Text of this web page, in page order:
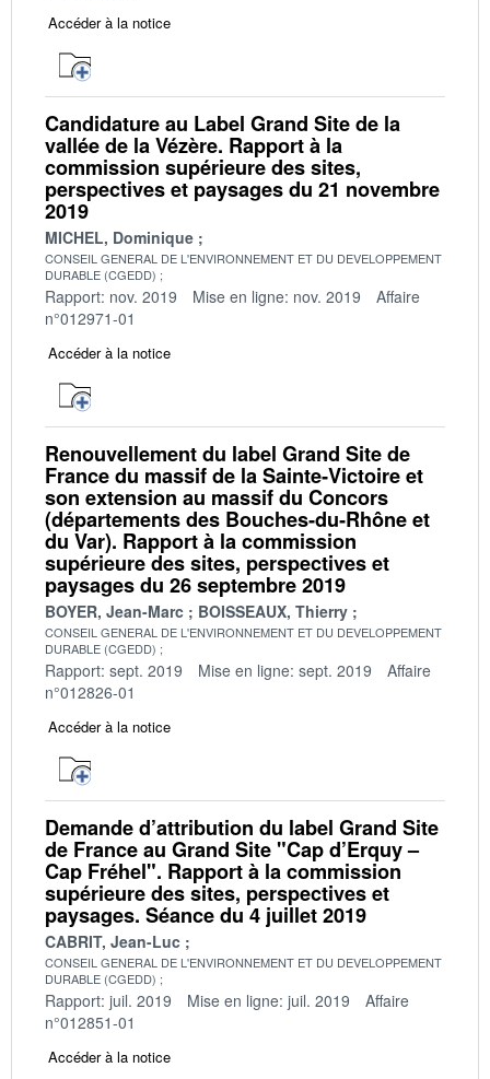
Accéder à la notice
Candidature au Label Grand Site de la
vallée de la Vézère. Rapport à la
commission supérieure des sites,
perspectives et paysages du 21 novembre
2019
MICHEL, Dominique
CONSEIL GENERAL DE L'ENVIRONNEMENT ET DU DEVELOPPEMENT
DURABLE (CGEDD)
Rapport: nov. 2019 Mise en ligne: nov. 2019
Affaire
n°012971-01
Accéder à la notice
Renouvellement du label Grand Site de
France du massif de la Sainte‐Victoire et
son extension au massif du Concors
(départements des Bouches‐du‐Rhône et
du Var). Rapport à la commission
supérieure des sites, perspectives et
paysages du 26 septembre 2019
BOYER, Jean-Marc BOISSEAUX, Thierry
CONSEIL GENERAL DE L'ENVIRONNEMENT ET DU DEVELOPPEMENT
DURABLE (CGEDD)
Rapport: sept. 2019 Mise en ligne: sept. 2019
Affaire
n°012826-01
Accéder à la notice
Demande d’attribution du label Grand Site
de France au Grand Site "Cap d’Erquy –
Cap Fréhel". Rapport à la commission
supérieure des sites, perspectives et
paysages. Séance du 4 juillet 2019
CABRIT, Jean-Luc
CONSEIL GENERAL DE L'ENVIRONNEMENT ET DU DEVELOPPEMENT
DURABLE (CGEDD)
Rapport: juil. 2019 Mise en ligne: juil. 2019
Affaire
n°012851-01
Accéder à la notice